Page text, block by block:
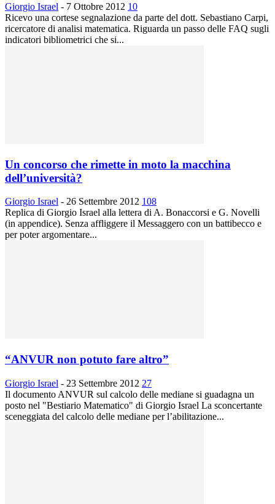
Giorgio Israel - 7 Ottobre 2012 10
Ricevo una cortese segnalazione da parte del dott. Sebastiano Carpi,
ricercatore di analisi matematica. Riguarda un passo delle FAQ sugli
indicatori bibliometrici che si...
Un concorso che rimette in moto la macchina
dell’università?
Giorgio Israel - 26 Settembre 2012 108
Replica di Giorgio Israel alla lettera di A. Bonaccorsi e G. Novelli
(in appendice). Senza affliggere il Messaggero con un battibecco e
per poter argomentare...
“ANVUR non potuto fare altro”
Giorgio Israel - 23 Settembre 2012 27
Il documento ANVUR sul calcolo delle mediane si guadagna un
posto nel "Bestiario Matematico" di Giorgio Israel La sconcertante
sceneggiata del calcolo delle mediane per l’abilitazione...